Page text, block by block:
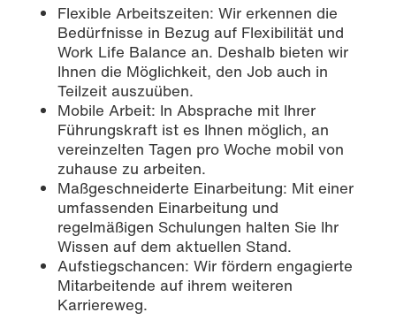
Flexible Arbeitszeiten: Wir erkennen die
Bedürfnisse in Bezug auf Flexibilität und
Work Life Balance an. Deshalb bieten wir
Ihnen die Möglichkeit, den Job auch in
Teilzeit auszuüben.
Mobile Arbeit: In Absprache mit Ihrer
Führungskraft ist es Ihnen möglich, an
vereinzelten Tagen pro Woche mobil von
zuhause zu arbeiten.
Maßgeschneiderte Einarbeitung: Mit einer
umfassenden Einarbeitung und
regelmäßigen Schulungen halten Sie Ihr
Wissen auf dem aktuellen Stand.
Aufstiegschancen: Wir fördern engagierte
Mitarbeitende auf ihrem weiteren
Karriereweg.